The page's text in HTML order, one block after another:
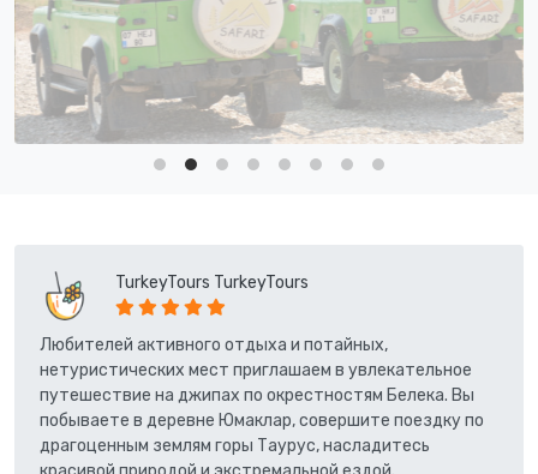
TurkeyTours TurkeyTours
Любителей активного отдыха и потайных,
нетуристических мест приглашаем в увлекательное
путешествие на джипах по окрестностям Белека. Вы
побываете в деревне Юмаклар, совершите поездку по
драгоценным землям горы Таурус, насладитесь